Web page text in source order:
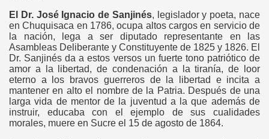
El Dr. José Ignacio de Sanjinés, legislador y poeta, nace
en Chuquisaca en 1786, ocupa altos cargos en servicio de
la nación, lega a ser diputado representante en las
Asambleas Deliberante y Constituyente de 1825 y 1826. El
Dr. Sanjinés da a estos versos un fuerte tono patriótico de
amor a la libertad, de condenación a la tiranía, de loor
eterno a los bravos guerreros de la libertad e incita a
mantener en alto el nombre de la Patria. Después de una
larga vida de mentor de la juventud a la que además de
instruir, educaba con el ejemplo de sus cualidades
morales, muere en Sucre el 15 de agosto de 1864.